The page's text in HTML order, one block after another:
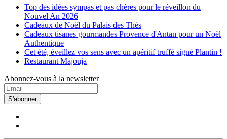
Top des idées sympas et pas chères pour le réveillon du
Nouvel An 2026
Cadeaux de Noël du Palais des Thés
Cadeaux tisanes gourmandes Provence d'Antan pour un Noël
Authentique
Cet été, éveillez vos sens avec un apéritif truffé signé Plantin !
Restaurant Majouja
Abonnez-vous à la newsletter
S'abonner